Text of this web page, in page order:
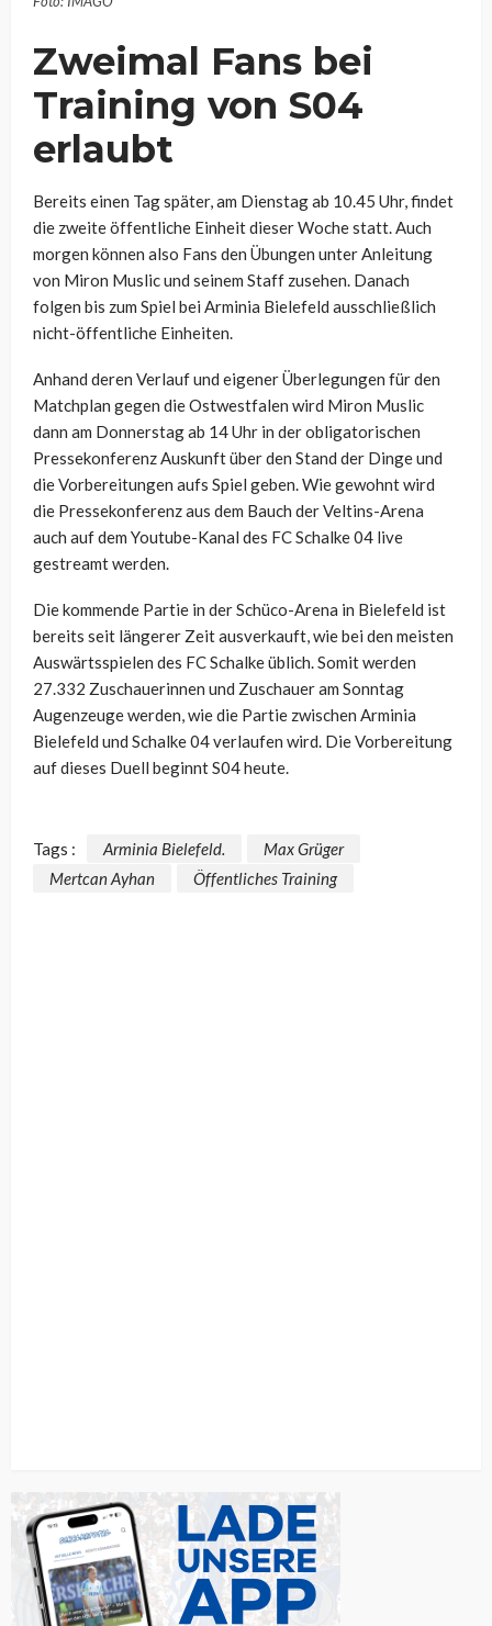
Zweimal Fans bei
Training von S04
erlaubt
Bereits einen Tag später, am Dienstag ab 10.45 Uhr, findet
die zweite öffentliche Einheit dieser Woche statt. Auch
morgen können also Fans den Übungen unter Anleitung
von Miron Muslic und seinem Staff zusehen. Danach
folgen bis zum Spiel bei Arminia Bielefeld ausschließlich
nicht-öffentliche Einheiten.
Anhand deren Verlauf und eigener Überlegungen für den
Matchplan gegen die Ostwestfalen wird Miron Muslic
dann am Donnerstag ab 14 Uhr in der obligatorischen
Pressekonferenz Auskunft über den Stand der Dinge und
die Vorbereitungen aufs Spiel geben. Wie gewohnt wird
die Pressekonferenz aus dem Bauch der Veltins-Arena
auch auf dem Youtube-Kanal des FC Schalke 04 live
gestreamt werden.
Die kommende Partie in der Schüco-Arena in Bielefeld ist
bereits seit längerer Zeit ausverkauft, wie bei den meisten
Auswärtsspielen des FC Schalke üblich. Somit werden
27.332 Zuschauerinnen und Zuschauer am Sonntag
Augenzeuge werden, wie die Partie zwischen Arminia
Bielefeld und Schalke 04 verlaufen wird. Die Vorbereitung
auf dieses Duell beginnt S04 heute.
Tags : Arminia Bielefeld.
Max Grüger
Mertcan Ayhan
Öffentliches Training